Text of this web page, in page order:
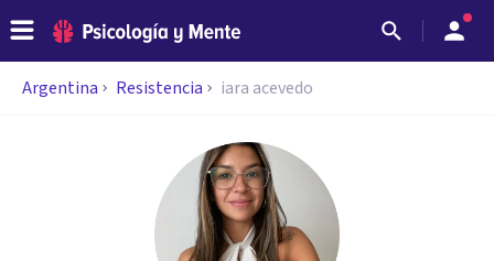
Argentina Resistencia iara acevedo